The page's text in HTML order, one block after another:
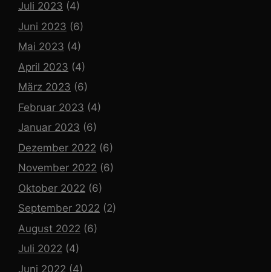
Juli 2023 (4)
Juni 2023 (6)
Mai 2023 (4)
April 2023 (4)
März 2023 (6)
Februar 2023 (4)
Januar 2023 (6)
Dezember 2022 (6)
November 2022 (6)
Oktober 2022 (6)
September 2022 (2)
August 2022 (6)
Juli 2022 (4)
Juni 2022 (4)